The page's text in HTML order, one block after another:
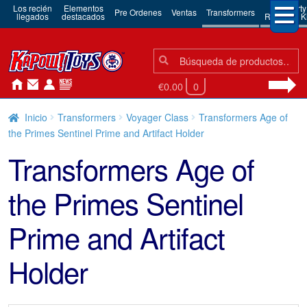
Los recién
llegados
Elementos
destacados Pre Ordenes Ventas Transformers 3rd Party
Robots &
Búsqueda:
Búsqueda
€0.00 0
Inicio Transformers Voyager Class
Transformers Age of
the Primes Sentinel Prime and Artifact Holder
Transformers Age of
the Primes Sentinel
Prime and Artifact
Holder